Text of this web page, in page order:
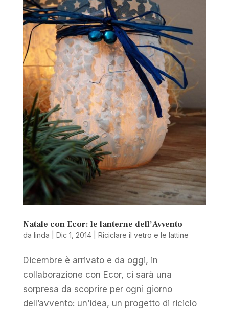
Natale con Ecor: le lanterne dell’Avvento
da linda Dic 1, 2014| Riciclare il vetro e le lattine
Dicembre è arrivato e da oggi, in
collaborazione con Ecor, ci sarà una
sorpresa da scoprire per ogni giorno
dell’avvento: un’idea, un progetto di riciclo